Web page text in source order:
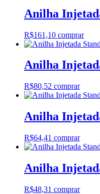
Anilha
R$161,10 comprar
Anilha
R$80,52 comprar
Anilha
R$64,41 comprar
Anilha
R$48,31 comprar